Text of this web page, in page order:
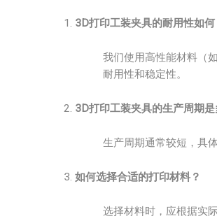
3D打印工装夹具的耐用性如何
我们使用高性能材料（
耐用性和稳定性。
3D打印工装夹具的生产周期是
生产周期通常较短，具
如何选择合适的打印材料？
选择材料时，应根据实